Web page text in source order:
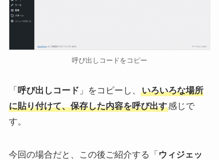
呼び出しコードをコピー
「 呼び出しコード 」をコピーし、 いろいろな場所
に貼り付けて、保存した内容を呼び出す感じで
す。
今回の場合だと、この後ご紹介する「 ウィジェッ